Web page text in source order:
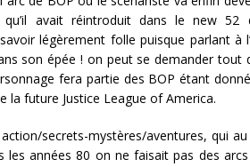
avait réintroduit dans le new 52
légèrement folle puisque parlant à
son épée ! on peut se demander tout
fera partie des BOP étant
la future Justice League of America.
secrets-mystères/aventures, qui
années 80 on ne faisait pas des